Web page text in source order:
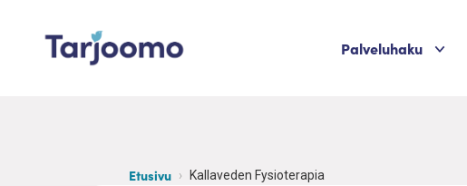
Palveluhaku
Etusivu Kallaveden Fysioterapia